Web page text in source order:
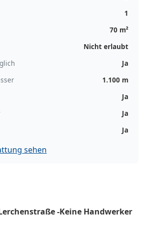
1
70 m²
Nicht erlaubt
Ja
1.100 m
Ja
Ja
Ja
sehen
-Keine Handwerker